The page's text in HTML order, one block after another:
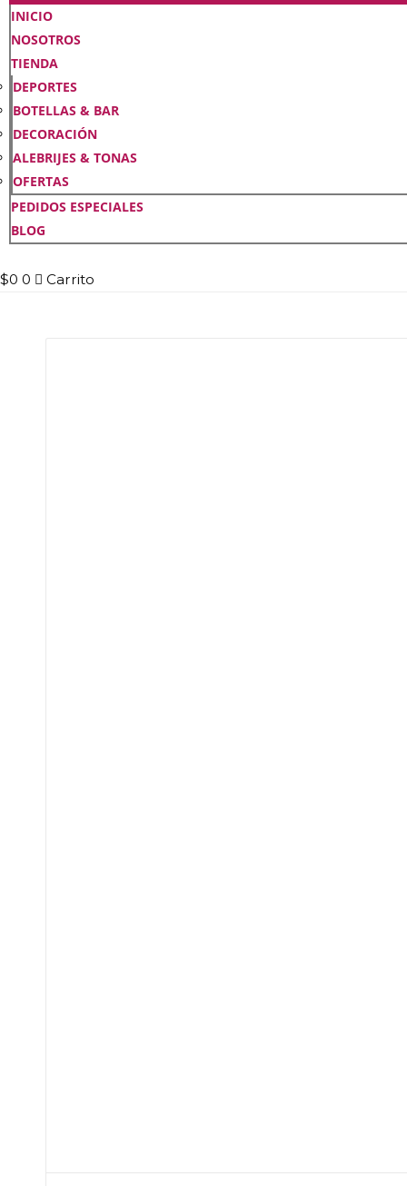
INICIO
NOSOTROS
TIENDA
DEPORTES
BOTELLAS & BAR
DECORACIÓN
ALEBRIJES & TONAS
OFERTAS
PEDIDOS ESPECIALES
BLOG
$0 0 Carrito